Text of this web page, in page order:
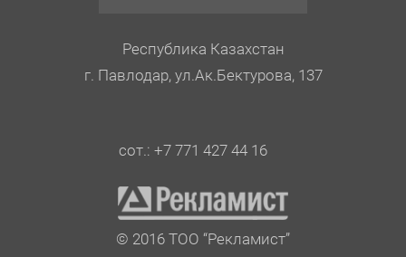
Республика Казахстан
г. Павлодар, ул.Ак.Бектурова, 137
сот.: +7 771 427 44 16
© 2016 ТОО “Рекламист”